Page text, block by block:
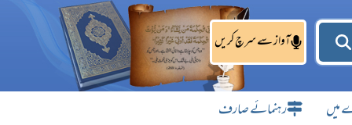
آواز سے سرچ کریں
میں رہنمائے صارف